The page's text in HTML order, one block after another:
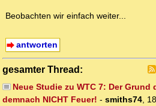
Beobachten wir einfach weiter...
antworten
gesamter Thread:
Neue Studie zu WTC 7: Der Grund
demnach NICHT Feuer! - smiths74,